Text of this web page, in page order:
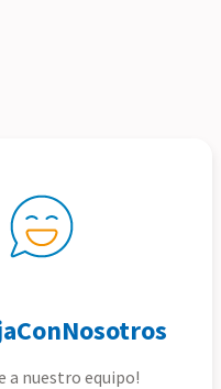
a nuestro equipo!